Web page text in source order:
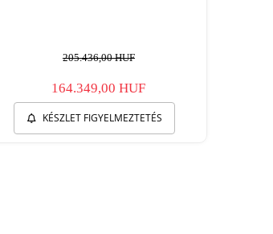
205.436,00 HUF
164.349,00 HUF
KÉSZLET FIGYELMEZTETÉS